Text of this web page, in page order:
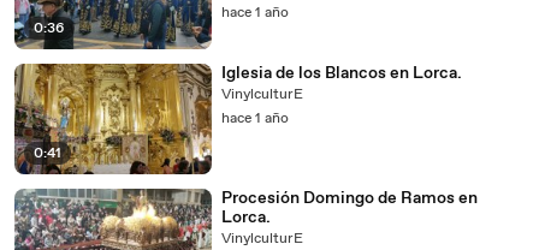
0:36
hace 1 año
0:41
Iglesia de los Blancos en Lorca.
VinylculturE
hace 1 año
Procesión Domingo de Ramos en
Lorca.
VinylculturE